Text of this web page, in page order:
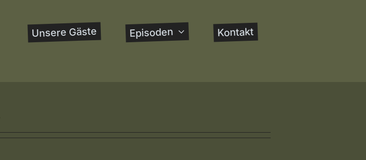
Unsere Gäste Episoden Kontakt